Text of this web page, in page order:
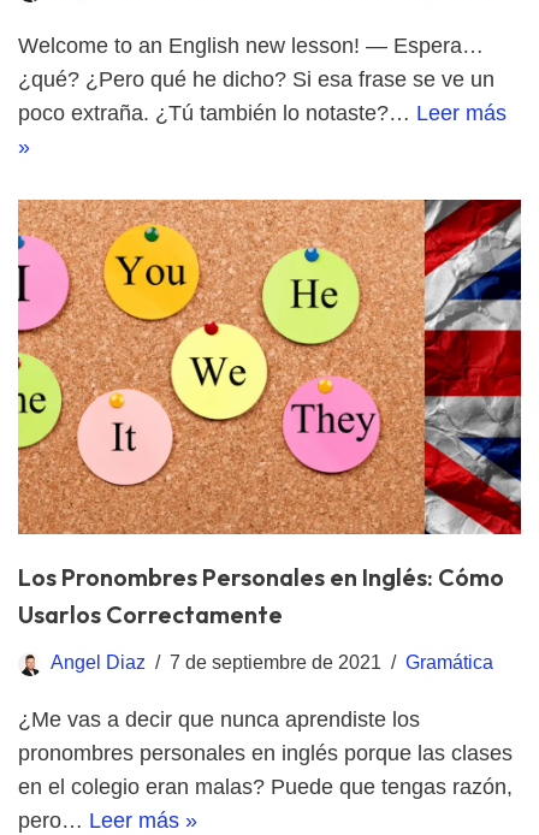
Welcome to an English new lesson! — Espera…
¿qué? ¿Pero qué he dicho? Si esa frase se ve un
poco extraña. ¿Tú también lo notaste?… Leer más
»
Los Pronombres Personales en Inglés: Cómo
Usarlos Correctamente
Angel Diaz 7 de septiembre de 2021 Gramática
¿Me vas a decir que nunca aprendiste los
pronombres personales en inglés porque las clases
en el colegio eran malas? Puede que tengas razón,
pero… Leer más »